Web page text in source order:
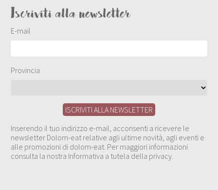
Iscriviti alla newsletter
E-mail
Provincia
Inserendo il tuo indirizzo e-mail, acconsenti a ricevere le
newsletter Dolom-eat relative agli ultime novità, agli eventi e
alle promozioni di dolom-eat. Per maggiori informazioni
consulta la nostra Informativa a tutela della privacy.